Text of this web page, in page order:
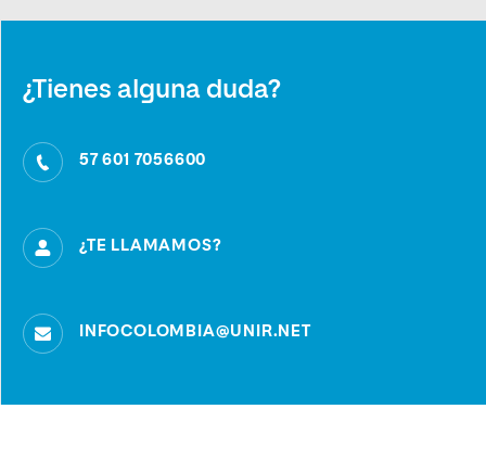
¿Tienes alguna duda?
57 601 7056600
¿TE LLAMAMOS?
INFOCOLOMBIA@UNIR.NET